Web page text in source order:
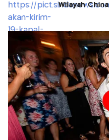
Wilayah China